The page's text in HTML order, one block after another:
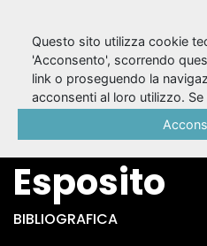
voce del
Esposito
BIBLIOGRAFICA
Questo sito utilizza cookie
'Acconsento', scorrendo
link o proseguendo la
acconsenti al loro utilizzo.